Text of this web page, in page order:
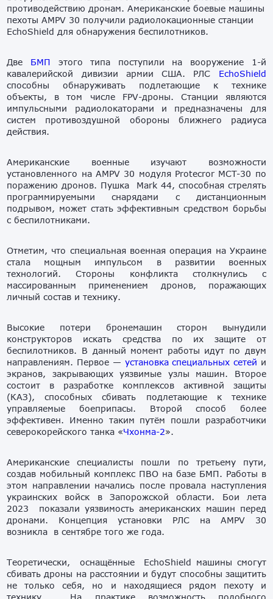
противодействию дронам. Американские боевые машины
пехоты AMPV 30 получили радиолокационные станции
EchoShield для обнаружения беспилотников.
Две БМП этого типа поступили на вооружение 1-й
кавалерийской дивизии армии США. РЛС EchoShield
способны обнаруживать подлетающие к технике
объекты, в том числе FPV-дроны. Станции являются
импульсными радиолокаторами и предназначены для
систем противоздушной обороны ближнего радиуса
действия.
Американские военные изучают возможности
установленного на AMPV 30 модуля Protecror MCT-30 по
поражению дронов. Пушка Mark 44, способная стрелять
программируемыми снарядами с дистанционным
подрывом, может стать эффективным средством борьбы
с беспилотниками.
Отметим, что специальная военная операция на Украине
стала мощным импульсом в развитии военных
технологий. Стороны конфликта столкнулись с
массированным применением дронов, поражающих
личный состав и технику.
Высокие потери бронемашин сторон вынудили
конструкторов искать средства по их защите от
беспилотников. В данный момент работы идут по двум
направлениям. Первое — установка специальных сетей и
экранов, закрывающих уязвимые узлы машин. Второе
состоит в разработке комплексов активной защиты
(КАЗ), способных сбивать подлетающие к технике
управляемые боеприпасы. Второй способ более
эффективен. Именно таким путём пошли разработчики
северокорейского танка «Чхонма-2».
Американские специалисты пошли по третьему пути,
создав мобильный комплекс ПВО на базе БМП. Работы в
этом направлении начались после провала наступления
украинских войск в Запорожской области. Бои лета
2023 показали уязвимость американских машин перед
дронами. Концепция установки РЛС на AMPV 30
возникла в сентябре того же года.
Теоретически, оснащённые EchoShield машины смогут
сбивать дроны на расстоянии и будут способны защитить
не только себя, но и находящиеся рядом пехоту и